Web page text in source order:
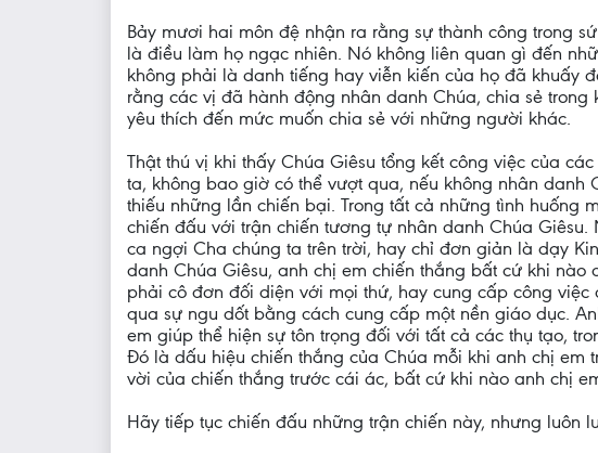
Bảy mươi hai môn đệ nhận ra rằng sự thành công trong
là điều làm họ ngạc nhiên. Nó không liên quan gì đến
không phải là danh tiếng hay viễn kiến của họ đã khuấy
rằng các vị đã hành động nhân danh Chúa, chia sẻ
yêu thích đến mức muốn chia sẻ với những người khác.
Thật thú vị khi thấy Chúa Giêsu tổng kết công việc của
ta, không bao giờ có thể vượt qua, nếu không nhân danh
thiếu những lần chiến bại. Trong tất cả những tình huống
chiến đấu với trận chiến tương tự nhân danh Chúa
ca ngợi Cha chúng ta trên trời, hay chỉ đơn giản là dạy
danh Chúa Giêsu, anh chị em chiến thắng bất cứ khi
phải cô đơn đối diện với mọi thứ, hay cung cấp công
qua sự ngu dốt bằng cách cung cấp một nền giáo dục.
em giúp thể hiện sự tôn trọng đối với tất cả các thụ tạo,
Đó là dấu hiệu chiến thắng của Chúa mỗi khi anh chị em
vời của chiến thắng trước cái ác, bất cứ khi nào anh chị
Hãy tiếp tục chiến đấu những trận chiến này, nhưng luôn